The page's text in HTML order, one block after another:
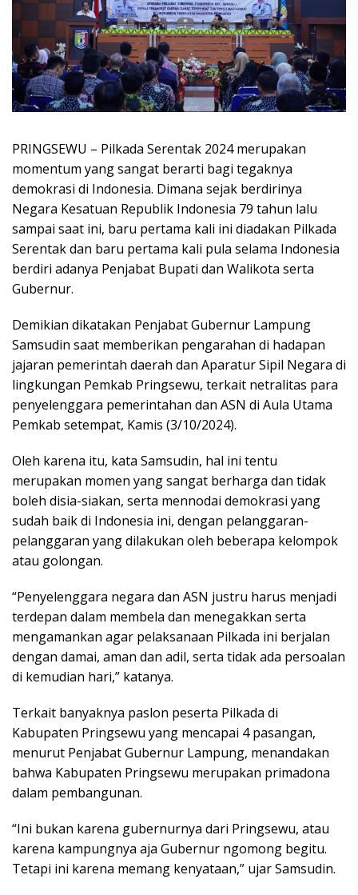
PRINGSEWU – Pilkada Serentak 2024 merupakan
momentum yang sangat berarti bagi tegaknya
demokrasi di Indonesia. Dimana sejak berdirinya
Negara Kesatuan Republik Indonesia 79 tahun lalu
sampai saat ini, baru pertama kali ini diadakan Pilkada
Serentak dan baru pertama kali pula selama Indonesia
berdiri adanya Penjabat Bupati dan Walikota serta
Gubernur.
Demikian dikatakan Penjabat Gubernur Lampung
Samsudin saat memberikan pengarahan di hadapan
jajaran pemerintah daerah dan Aparatur Sipil Negara di
lingkungan Pemkab Pringsewu, terkait netralitas para
penyelenggara pemerintahan dan ASN di Aula Utama
Pemkab setempat, Kamis (3/10/2024).
Oleh karena itu, kata Samsudin, hal ini tentu
merupakan momen yang sangat berharga dan tidak
boleh disia-siakan, serta mennodai demokrasi yang
sudah baik di Indonesia ini, dengan pelanggaran-
pelanggaran yang dilakukan oleh beberapa kelompok
atau golongan.
“Penyelenggara negara dan ASN justru harus menjadi
terdepan dalam membela dan menegakkan serta
mengamankan agar pelaksanaan Pilkada ini berjalan
dengan damai, aman dan adil, serta tidak ada persoalan
di kemudian hari,” katanya.
Terkait banyaknya paslon peserta Pilkada di
Kabupaten Pringsewu yang mencapai 4 pasangan,
menurut Penjabat Gubernur Lampung, menandakan
bahwa Kabupaten Pringsewu merupakan primadona
dalam pembangunan.
“Ini bukan karena gubernurnya dari Pringsewu, atau
karena kampungnya aja Gubernur ngomong begitu.
Tetapi ini karena memang kenyataan,” ujar Samsudin.